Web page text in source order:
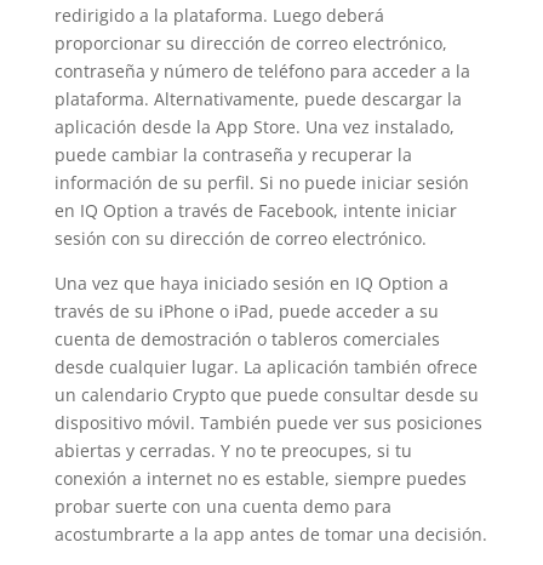
redirigido a la plataforma. Luego deberá
proporcionar su dirección de correo electrónico,
contraseña y número de teléfono para acceder a la
plataforma. Alternativamente, puede descargar la
aplicación desde la App Store. Una vez instalado,
puede cambiar la contraseña y recuperar la
información de su perfil. Si no puede iniciar sesión
en IQ Option a través de Facebook, intente iniciar
sesión con su dirección de correo electrónico.
Una vez que haya iniciado sesión en IQ Option a
través de su iPhone o iPad, puede acceder a su
cuenta de demostración o tableros comerciales
desde cualquier lugar. La aplicación también ofrece
un calendario Crypto que puede consultar desde su
dispositivo móvil. También puede ver sus posiciones
abiertas y cerradas. Y no te preocupes, si tu
conexión a internet no es estable, siempre puedes
probar suerte con una cuenta demo para
acostumbrarte a la app antes de tomar una decisión.